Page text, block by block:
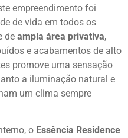
empreendimento foi
de vida em todos os
de ampla área privativa,
e acabamentos de alto
promove uma sensação
a iluminação natural e
um clima sempre
o Essência Residence